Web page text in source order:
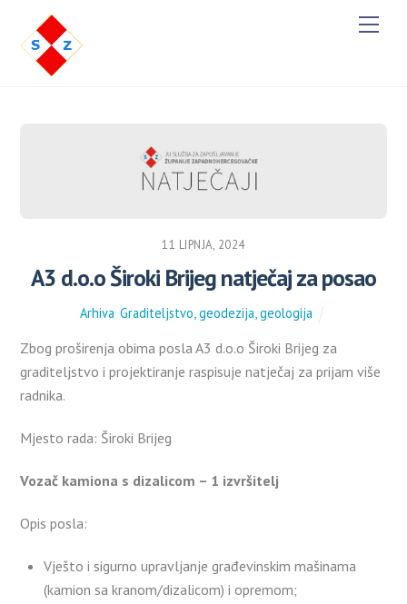
M
e
11 LIPNJA, 2024
A3 d.o.o Široki Brijeg natječaj za posao
Arhiva Graditeljstvo, geodezija, geologija
Zbog proširenja obima posla A3 d.o.o Široki Brijeg za
graditeljstvo i projektiranje raspisuje natječaj za prijam više
radnika.
Mjesto rada: Široki Brijeg
Vozač kamiona s dizalicom – 1 izvršitelj
Opis posla:
Vješto i sigurno upravljanje građevinskim mašinama
(kamion sa kranom/dizalicom) i opremom;